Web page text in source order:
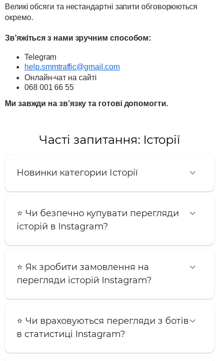
Великі обсяги та нестандартні запити обговорюються
окремо.
Зв’яжіться з нами зручним способом:
Telegram
help.smmtraffic@gmail.com
Онлайн-чат на сайті
068 001 66 55
Ми завжди на зв’язку та готові допомогти.
Часті запитання: Історії
Новинки категории Історії
⭐️ Чи безпечно купувати перегляди
історій в Instagram?
⭐️ Як зробити замовлення на
перегляди історій Instagram?
⭐️ Чи враховуються перегляди з ботів
в статистиці Instagram?